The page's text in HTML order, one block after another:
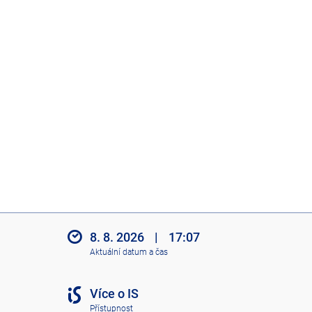
8. 8. 2026 | 17:07
Aktuální datum a čas
Více o IS
Přístupnost